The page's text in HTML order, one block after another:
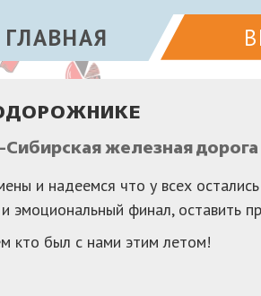
ГЛАВНАЯ
железная дорога
и надеемся что у всех
эмоциональный финал, оставить
кто был с нами этим летом!